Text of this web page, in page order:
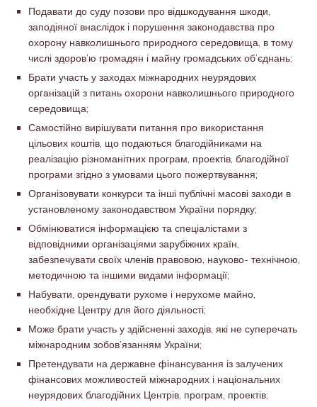
Подавати до суду позови про відшкодування шкоди,
заподіяної внаслідок і порушення законодавства про
охорону навколишнього природного середовища, в тому
числі здоров’ю громадян і майну громадських об’єднань;
Брати участь у заходах міжнародних неурядових
організацій з питань охорони навколишнього природного
середовища;
Самостійно вирішувати питання про використання
цільових коштів, що подаються благодійниками на
реалізацію різноманітних програм, проектів, благодійної
програми згідно з умовами цього пожертвування;
Організовувати конкурси та інші публічні масові заходи в
установленому законодавством України порядку;
Обмінюватися інформацією та спеціалістами з
відповідними організаціями зарубіжних країн,
забезпечувати своїх членів правовою, науково- технічною,
методичною та іншими видами інформації;
Набувати, орендувати рухоме і нерухоме майно,
необхідне Центру для його діяльності;
Може брати участь у здійсненні заходів, які не суперечать
міжнародним зобов’язанням України;
Претендувати на державне фінансування із залучених
фінансових можливостей міжнародних і національних
неурядових благодійних Центрів, програм, проектів;